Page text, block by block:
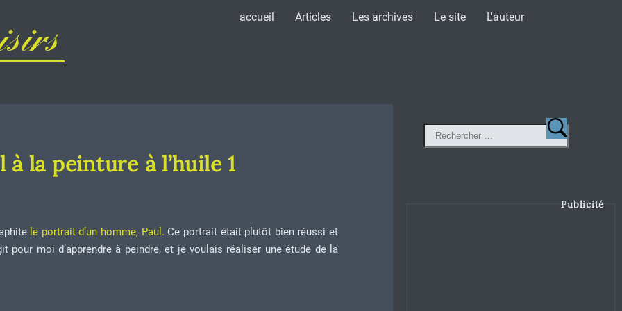
accueil Articles Les archives Le site L'auteur
la peinture à l’huile 1
le portrait d’un homme, Paul. Ce portrait était plutôt bien réussi et
pour moi d’apprendre à peindre, et je voulais réaliser une étude de la
Publicité